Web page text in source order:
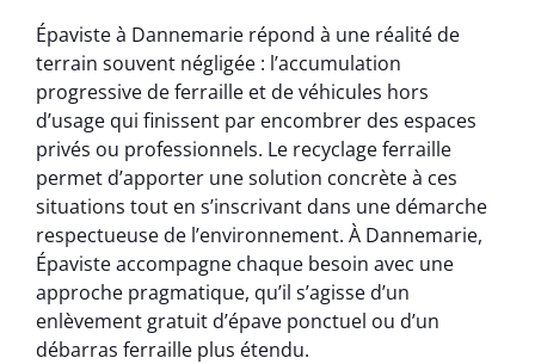
Épaviste à Dannemarie répond à une réalité de
terrain souvent négligée : l’accumulation
progressive de ferraille et de véhicules hors
d’usage qui finissent par encombrer des espaces
privés ou professionnels. Le recyclage ferraille
permet d’apporter une solution concrète à ces
situations tout en s’inscrivant dans une démarche
respectueuse de l’environnement. À Dannemarie,
Épaviste accompagne chaque besoin avec une
approche pragmatique, qu’il s’agisse d’un
enlèvement gratuit d’épave ponctuel ou d’un
débarras ferraille plus étendu.